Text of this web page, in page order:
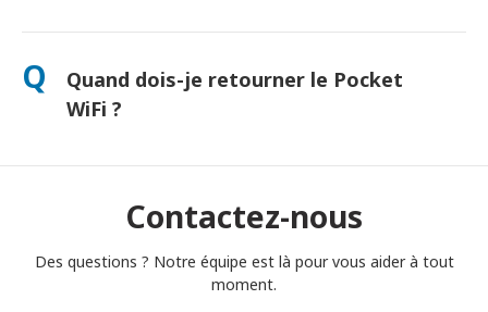
Vous pouvez ajouter une assurance lors du paiement pour
de remplacement s'appliquent. En cas de problème,
contactez-nous immédiatement — nous vous aiderons à
rester connecté.
Q
Quand dois-je retourner le Pocket
WiFi ?
Contactez-nous
Des questions ? Notre équipe est là pour vous aider à tout
moment.